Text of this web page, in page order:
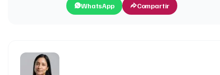
WhatsApp Compartir